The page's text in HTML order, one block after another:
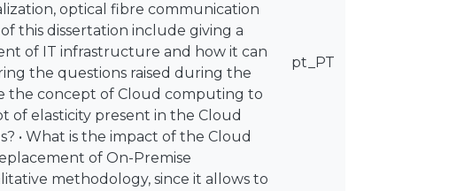
optical fibre communication
this dissertation include giving a
of IT infrastructure and how it can
the questions raised during the
the concept of Cloud computing to
of elasticity present in the Cloud
• What is the impact of the Cloud
of On-Premise
methodology, since it allows to
pt_PT